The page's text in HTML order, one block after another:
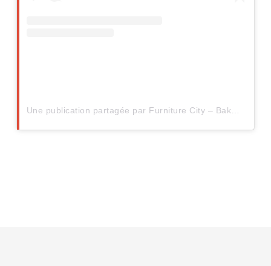
Une publication partagée par Furniture City – Bakersfield (@furniture.city.bakersfield)